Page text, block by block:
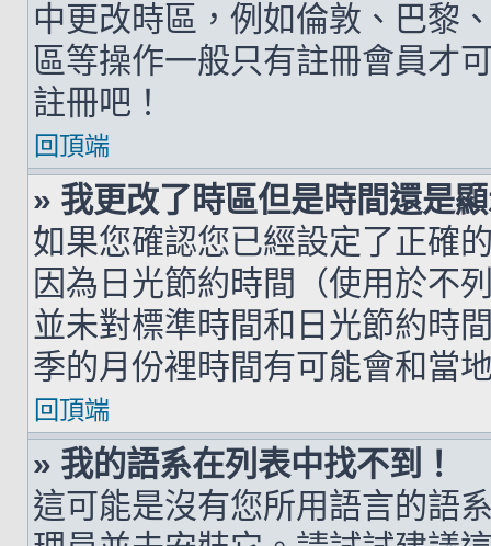
中更改時區，例如倫敦、巴黎
區等操作一般只有註冊會員才
註冊吧！
回頂端
» 我更改了時區但是時間還是
如果您確認您已經設定了正確
因為日光節約時間（使用於不
並未對標準時間和日光節約時
季的月份裡時間有可能會和當
回頂端
» 我的語系在列表中找不到！
這可能是沒有您所用語言的語